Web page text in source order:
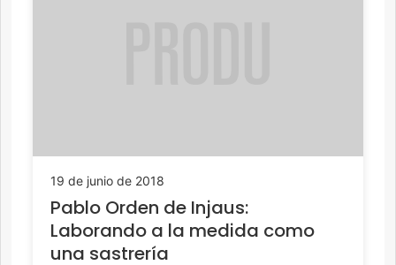
19 de junio de 2018
Pablo Orden de Injaus:
Laborando a la medida como
una sastrería